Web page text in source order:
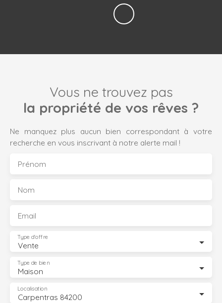
Vous ne trouvez pas
la propriété de vos rêves ?
Ne manquez plus aucun bien correspondant à votre
recherche en vous inscrivant à notre alerte mail !
Prénom
Nom
Email
Vente
Type d'offre
Maison
Type de bien
Carpentras 84200
Localisation